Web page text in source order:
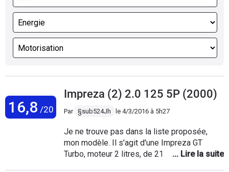
16,8 /20
Impreza (2) 2.0 125 5P (2000)
Par §sub524Jh le 4/3/2016 à 5h27
Je ne trouve pas dans la liste proposée,
mon modèle. Il s'agit d'une Impreza GT
Turbo, moteur 2 litres, de 217 cv. Elle st